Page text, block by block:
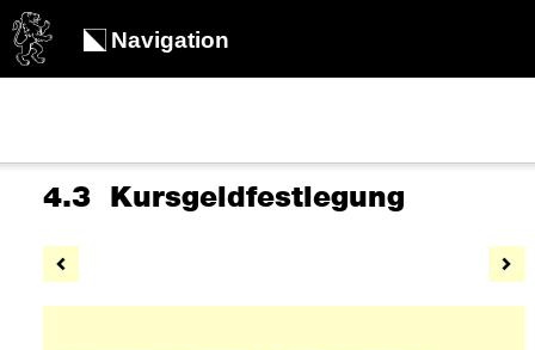
Navigation
4.3 Kursgeldfestlegung